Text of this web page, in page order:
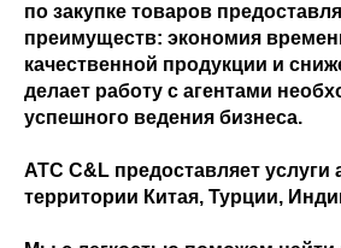
по закупке товаров
преимуществ: экономия
качественной продукции и
делает работу с агентами
успешного ведения бизнеса.
ATC C&L предоставляет услуги
территории Китая, Турции,